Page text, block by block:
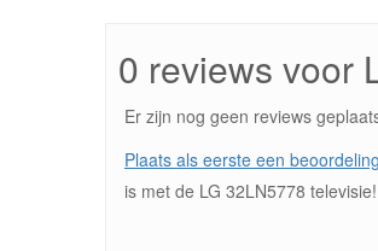
0 reviews voor
Er zijn nog geen reviews
Plaats als eerste een beoordeling
is met de LG 32LN5778 televisie!